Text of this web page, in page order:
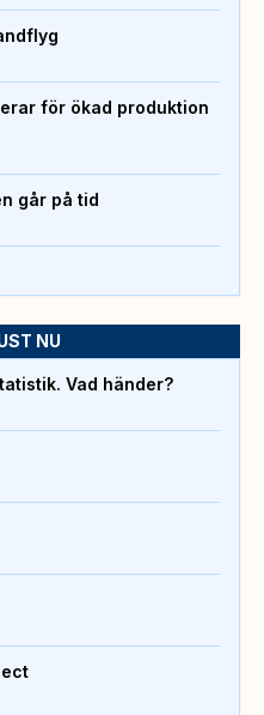
för ökad produktion
går på tid
NU
Vad händer?